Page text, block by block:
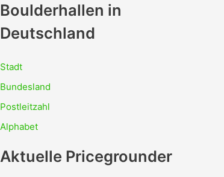
Boulderhallen in
Deutschland
Stadt
Bundesland
Postleitzahl
Alphabet
Aktuelle Pricegrounder